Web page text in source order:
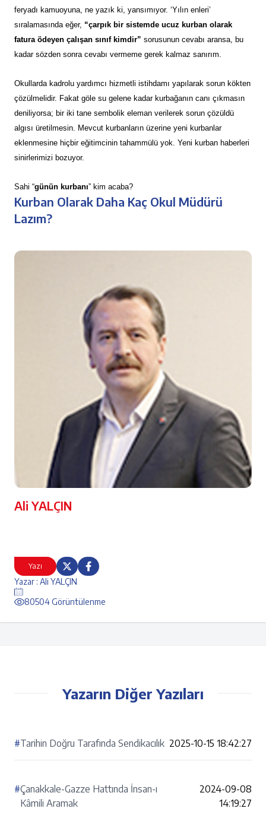
Yazı
Yazar : Ali YALÇIN
80504 Görüntülenme
Kurban Olarak Daha Kaç Okul Müdürü
Lazım?
Ali YALÇIN
feryadı kamuoyuna, ne yazık ki, yansımıyor. ‘Yılın enleri’
sıralamasında eğer, “çarpık bir sistemde ucuz kurban olarak
fatura ödeyen çalışan sınıf kimdir” sorusunun cevabı aransa, bu
kadar sözden sonra cevabı vermeme gerek kalmaz sanırım.
Okullarda kadrolu yardımcı hizmetli istihdamı yapılarak sorun kökten
çözülmelidir. Fakat göle su gelene kadar kurbağanın canı çıkmasın
deniliyorsa; bir iki tane sembolik eleman verilerek sorun çözüldü
algısı üretilmesin. Mevcut kurbanların üzerine yeni kurbanlar
eklenmesine hiçbir eğitimcinin tahammülü yok. Yeni kurban haberleri
sinirlerimizi bozuyor.
Sahi “günün kurbanı” kim acaba?
Yazarın Diğer Yazıları
#Tarihin Doğru Tarafında Sendikacılık 2025-10-15 18:42:27
#Çanakkale-Gazze Hattında İnsan-ı
Kâmili Aramak
2024-09-08
14:19:27